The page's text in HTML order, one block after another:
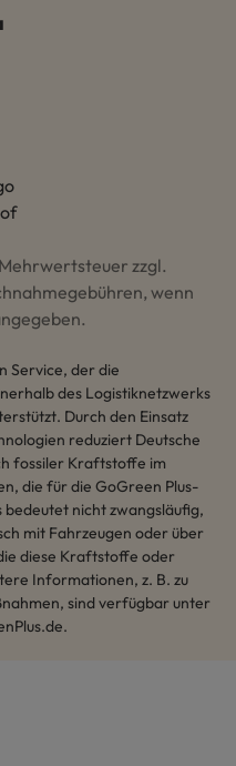
zzgl.
wenn
Service, der die
des Logistiknetzwerks
Durch den Einsatz
reduziert Deutsche
fossiler Kraftstoffe im
die für die GoGreen Plus-
nicht zwangsläufig,
mit Fahrzeugen oder über
diese Kraftstoffe oder
Informationen, z. B. zu
sind verfügbar unter